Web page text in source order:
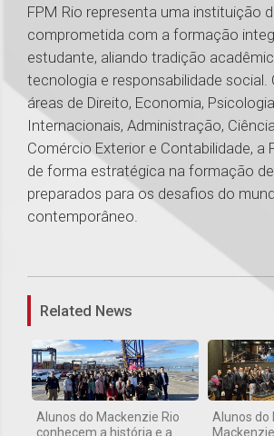
FPM Rio representa uma instituição
comprometida com a formação
estudante, aliando tradição
tecnologia e responsabilidade social.
áreas de Direito, Economia,
Internacionais, Administração,
Comércio Exterior e Contabilidade, a
de forma estratégica na formação
preparados para os desafios do
contemporâneo.
Related News
Alunos do Mackenzie Rio
conhecem a história e a
Alunos do